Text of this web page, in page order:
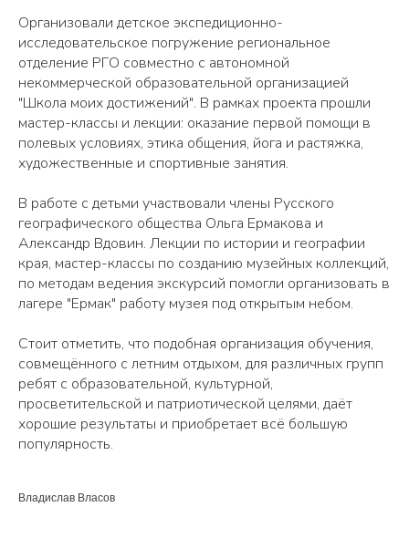
Организовали детское экспедиционно-
исследовательское погружение региональное
отделение РГО совместно с автономной
некоммерческой образовательной организацией
"Школа моих достижений". В рамках проекта прошли
мастер-классы и лекции: оказание первой помощи в
полевых условиях, этика общения, йога и растяжка,
художественные и спортивные занятия.
В работе с детьми участвовали члены Русского
географического общества Ольга Ермакова и
Александр Вдовин. Лекции по истории и географии
края, мастер-классы по созданию музейных коллекций,
по методам ведения экскурсий помогли организовать в
лагере "Ермак" работу музея под открытым небом.
Стоит отметить, что подобная организация обучения,
совмещённого с летним отдыхом, для различных групп
ребят с образовательной, культурной,
просветительской и патриотической целями, даёт
хорошие результаты и приобретает всё большую
популярность.
Владислав Власов